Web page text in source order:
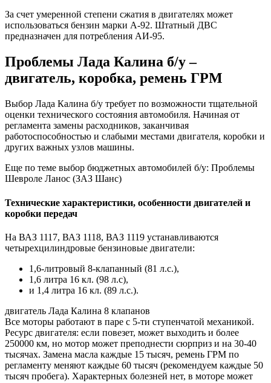
За счет умеренной степени сжатия в двигателях может
использоваться бензин марки А-92. Штатный ДВС
предназначен для потребления АИ-95.
Проблемы Лада Калина б/у –
двигатель, коробка, ремень ГРМ
Выбор Лада Калина б/у требует по возможности тщательной
оценки технического состояния автомобиля. Начиная от
регламента замены расходников, заканчивая
работоспособностью и слабыми местами двигателя, коробки и
других важных узлов машины.
Еще по теме выбор бюджетных автомобилей б/у: Проблемы
Шевроле Ланос (ЗАЗ Шанс)
Технические характеристики, особенности двигателей и
коробки передач
На ВАЗ 1117, ВАЗ 1118, ВАЗ 1119 устанавливаются
четырехцилиндровые бензиновые двигатели:
1,6-литровый 8-клапанный (81 л.с.),
1,6 литра 16 кл. (98 л.с),
и 1,4 литра 16 кл. (89 л.с.).
двигатель Лада Калина 8 клапанов
Все моторы работают в паре с 5-ти ступенчатой механикой.
Ресурс двигателя: если повезет, может выходить и более
250000 км, но мотор может преподнести сюрприз и на 30-40
тысячах. Замена масла каждые 15 тысяч, ремень ГРМ по
регламенту меняют каждые 60 тысяч (рекомендуем каждые 50
тысяч пробега). Характерных болезней нет, в моторе может